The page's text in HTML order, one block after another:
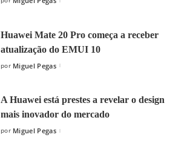
Posted
Huawei Mate 20 Pro começa a receber
atualização do EMUI 10
Posted
por Miguel Pegas
A Huawei está prestes a revelar o design
mais inovador do mercado
Posted
por Miguel Pegas